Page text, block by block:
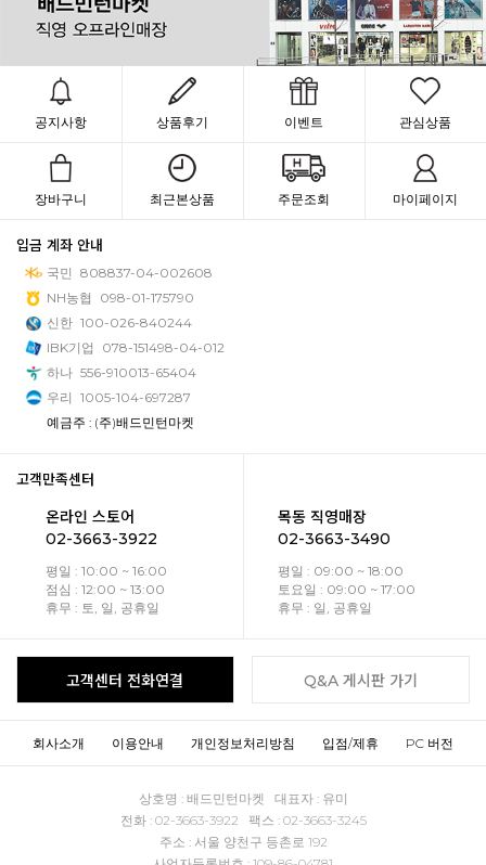
공지사항 상품후기 이벤트 관심상품
장바구니 최근본상품 주문조회 마이페이지
입금 계좌 안내
국민 808837-04-002608
NH농협
098-01-175790
신한 100-026-840244
IBK기업
078-151498-04-012
하나 556-910013-65404
우리 1005-104-697287
예금주 : (주)배드민턴마켓
고객만족센터
온라인 스토어
02-3663-3922
평일 : 10:00 ~ 16:00
점심 : 12:00 ~ 13:00
휴무 : 토, 일, 공휴일
목동 직영매장
02-3663-3490
평일 : 09:00 ~ 18:00
토요일 : 09:00 ~ 17:00
휴무 : 일, 공휴일
고객센터 전화연결 Q&A 게시판 가기
회사소개 이용안내 개인정보처리방침 입점/제휴 PC 버전
상호명 : 배드민턴마켓 대표자 : 유미
전화 : 02-3663-3922 팩스 : 02-3663-3245
주소 : 서울 양천구 등촌로 192